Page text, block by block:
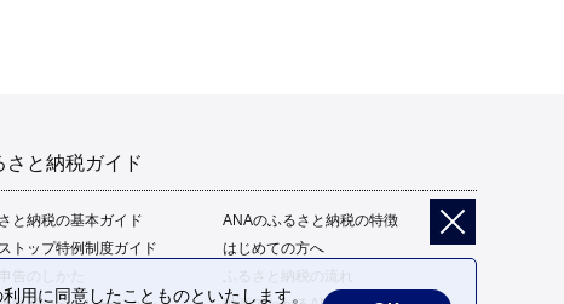
さと納税ガイド
と納税の基本ガイド
ANAのふるさと納税の特徴
トップ特例制度ガイド
はじめての方へ
ふるさと納税の流れ
用に同意したことものといたします。